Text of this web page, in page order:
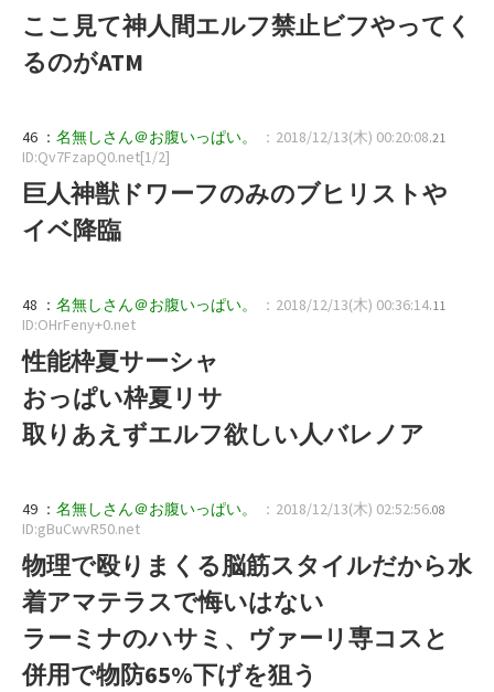
ここ見て神人間エルフ禁止ビフやってく
るのがATM
46 ： 名無しさん＠お腹いっぱい。 ：2018/12/13(木) 00:20:08.21
ID:Qv7FzapQ0.net[1/2]
巨人神獣ドワーフのみのブヒリストや
イベ降臨
48 ： 名無しさん＠お腹いっぱい。 ：2018/12/13(木) 00:36:14.11
ID:OHrFeny+0.net
性能枠夏サーシャ
おっぱい枠夏リサ
取りあえずエルフ欲しい人バレノア
49 ： 名無しさん＠お腹いっぱい。 ：2018/12/13(木) 02:52:56.08
ID:gBuCwvR50.net
物理で殴りまくる脳筋スタイルだから水
着アマテラスで悔いはない
ラーミナのハサミ、ヴァーリ専コスと
併用で物防65%下げを狙う